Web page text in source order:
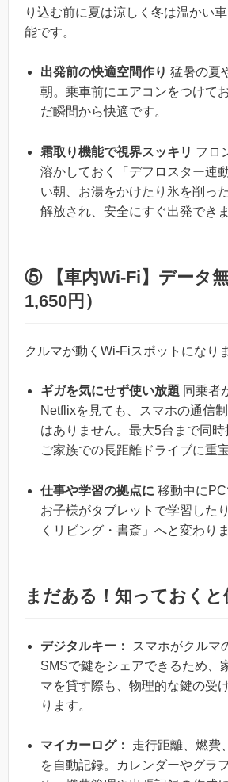
り込む前に夏は涼しく冬は温かい
能です。
出発前の快適空間作り 猛暑の夏
朝。乗車前にエアコンをつけて
だ瞬間から快適です。
霜取り機能で視界スッキリ フロ
溶かしておく「デフロスター連
い朝、お湯をかけたり氷を削っ
解放され、安全にすぐ出発できま
⑤ 【車内Wi-Fi】データ
1,650円）
クルマが動くWi-Fiスポットになり
ギガを気にせず使い放題 同乗者
Netflixを見ても、スマホの通信
はありません。最大5台まで同時
ご家族での長距離ドライブに重
仕事や学習の拠点に 移動中にPC
お子様がタブレットで学習した
くリビング・書斎」へと変わりま
まだある！知っておくと
デジタルキー：
スマホがクルマ
SMSで鍵をシェアできるため、
マを貸す際も、物理的な鍵の受
ります。
マイカーログ：
走行距離、燃費
を自動記録。カレンダーやグラ